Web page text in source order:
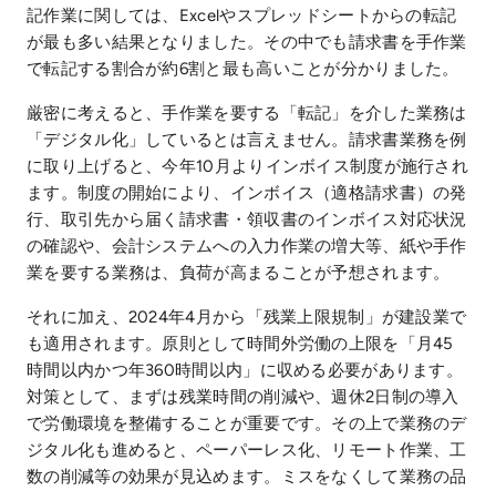
記作業に関しては、Excelやスプレッドシートからの転記
が最も多い結果となりました。その中でも請求書を手作業
で転記する割合が約6割と最も高いことが分かりました。
厳密に考えると、手作業を要する「転記」を介した業務は
「デジタル化」しているとは言えません。請求書業務を例
に取り上げると、今年10月よりインボイス制度が施行され
ます。制度の開始により、インボイス（適格請求書）の発
行、取引先から届く請求書・領収書のインボイス対応状況
の確認や、会計システムへの入力作業の増大等、紙や手作
業を要する業務は、負荷が高まることが予想されます。
それに加え、2024年4月から「残業上限規制」が建設業で
も適用されます。原則として時間外労働の上限を「月45
時間以内かつ年360時間以内」に収める必要があります。
対策として、まずは残業時間の削減や、週休2日制の導入
で労働環境を整備することが重要です。その上で業務のデ
ジタル化も進めると、ペーパーレス化、リモート作業、工
数の削減等の効果が見込めます。ミスをなくして業務の品